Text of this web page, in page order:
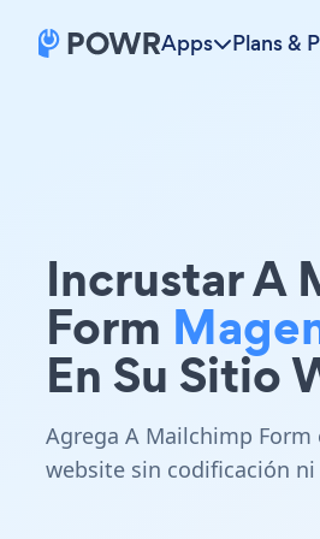
Apps Plans &
Incrustar A
Form
En Su Sitio
Agrega A Mailchimp
website sin codificación ni